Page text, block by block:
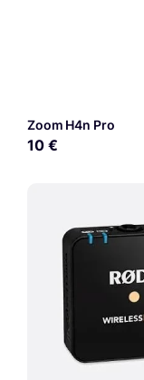
Zoom H4n Pro
10 €